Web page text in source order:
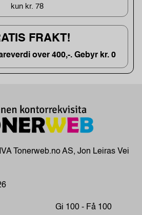
kun kr. 78
FRAKT!
over 400,-. Gebyr kr. 0
Tonerweb.no AS, Jon Leiras Vei
Gi 100 - Få 100